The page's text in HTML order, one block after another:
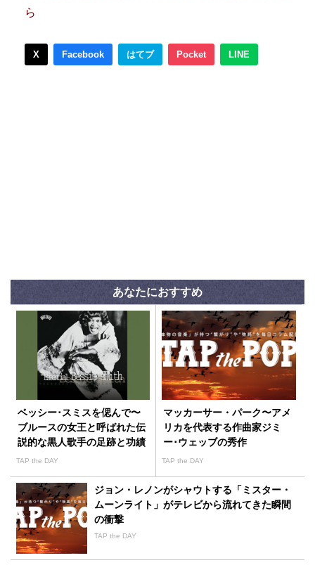
ら
X Facebook はてブ Pocket LINE
あなたにおすすめ
ベッシー･スミスを偲んで〜
ブルースの女王と呼ばれた伝
説的な黒人歌手の足跡と功績
TAP the DAY
マッカーサー・パーク〜アメ
リカを代表する作曲家ジミ
ー･ウェッブの秀作
TAP the DAY
ジョン・レノンがシャウトする「ミスター・
ムーンライト」がテレビから流れてきた瞬間
の衝撃
TAP the DAY